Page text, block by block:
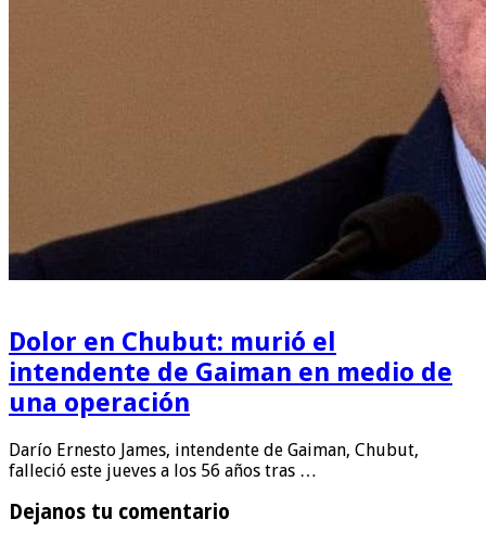
Dolor en Chubut: murió el
intendente de Gaiman en medio de
una operación
Darío Ernesto James, intendente de Gaiman, Chubut,
falleció este jueves a los 56 años tras …
Dejanos tu comentario